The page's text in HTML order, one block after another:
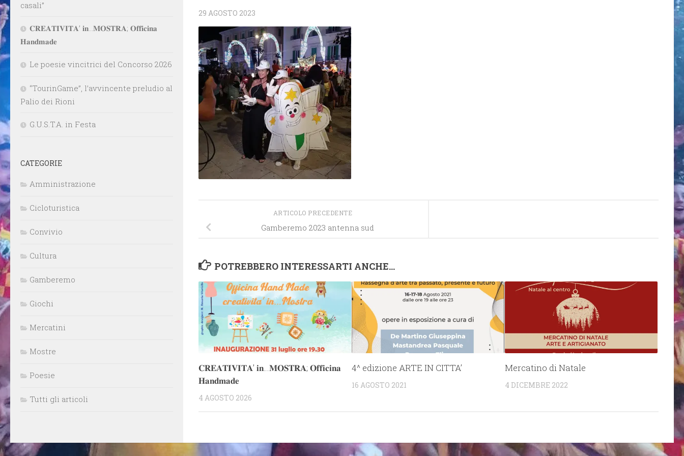
29 AGOSTO 2023
ARTICOLO PRECEDENTE
Gamberemo 2023 antenna sud
POTREBBERO INTERESSARTI ANCHE...
𝐂𝐑𝐄𝐀𝐓𝐈𝐕𝐈𝐓𝐀’ 𝐢𝐧…𝐌𝐎𝐒𝐓𝐑𝐀; 𝐎𝐟𝐟𝐢𝐜𝐢𝐧𝐚
𝐇𝐚𝐧𝐝𝐦𝐚𝐝𝐞
4 AGOSTO 2026
4^ edizione ARTE IN CITTA’
16 AGOSTO 2021
Mercatino di Natale
4 DICEMBRE 2022
casali”
𝐂𝐑𝐄𝐀𝐓𝐈𝐕𝐈𝐓𝐀’ 𝐢𝐧…𝐌𝐎𝐒𝐓𝐑𝐀; 𝐎𝐟𝐟𝐢𝐜𝐢𝐧𝐚
𝐇𝐚𝐧𝐝𝐦𝐚𝐝𝐞
Le poesie vincitrici del Concorso 2026
“TourinGame”, l’avvincente preludio al
Palio dei Rioni
G.U.S.T.A. in Festa
CATEGORIE
Amministrazione
Cicloturistica
Convivio
Cultura
Gamberemo
Giochi
Mercatini
Mostre
Poesie
Tutti gli articoli